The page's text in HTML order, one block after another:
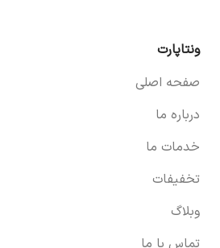
ونتاپارت
صفحه اصلی
درباره ما
خدمات ما
تخفیفات
وبلاگ
تماس با ما